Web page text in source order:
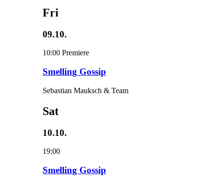
Fri
09.10.
10:00 Premiere
Smelling Gossip
Sebastian Mauksch & Team
Sat
10.10.
19:00
Smelling Gossip